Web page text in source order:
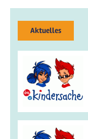
Aktuelles